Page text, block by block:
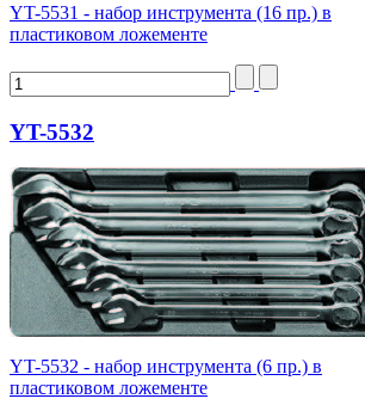
YT-5531 - набор инструмента (16 пр.) в
пластиковом ложементе
YT-5532
YT-5532 - набор инструмента (6 пр.) в
пластиковом ложементе